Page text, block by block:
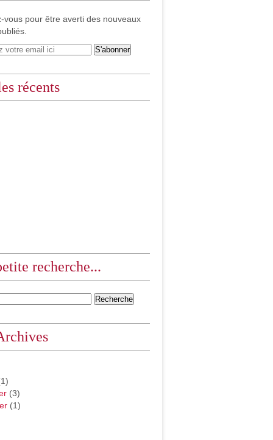
vous pour être averti des nouveaux
récents
recherche...
(3)
(1)